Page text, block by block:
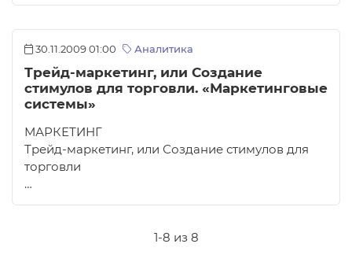
30.11.2009 01:00 Аналитика
Трейд-маркетинг, или Создание
стимулов для торговли. «Маркетинговые
системы»
МАРКЕТИНГ
Трейд-маркетинг, или Создание стимулов для
торговли
…
1-8 из 8